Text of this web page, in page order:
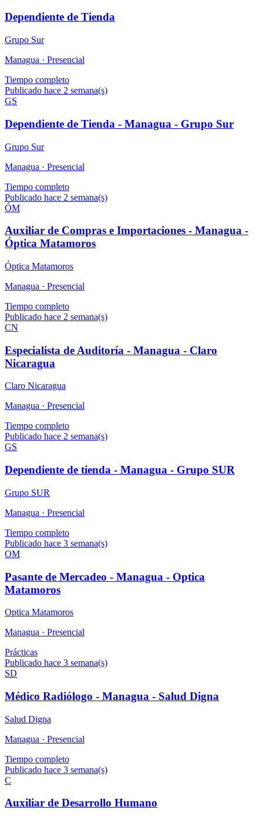
Dependiente de Tienda
Grupo Sur
Managua · Presencial
Tiempo completo
Publicado hace 2 semana(s)
GS
Dependiente de Tienda - Managua - Grupo Sur
Grupo Sur
Managua · Presencial
Tiempo completo
Publicado hace 2 semana(s)
ÓM
Auxiliar de Compras e Importaciones - Managua -
Óptica Matamoros
Óptica Matamoros
Managua · Presencial
Tiempo completo
Publicado hace 2 semana(s)
CN
Especialista de Auditoría - Managua - Claro
Nicaragua
Claro Nicaragua
Managua · Presencial
Tiempo completo
Publicado hace 2 semana(s)
GS
Dependiente de tienda - Managua - Grupo SUR
Grupo SUR
Managua · Presencial
Tiempo completo
Publicado hace 3 semana(s)
OM
Pasante de Mercadeo - Managua - Optica
Matamoros
Optica Matamoros
Managua · Presencial
Prácticas
Publicado hace 3 semana(s)
SD
Médico Radiólogo - Managua - Salud Digna
Salud Digna
Managua · Presencial
Tiempo completo
Publicado hace 3 semana(s)
C
Auxiliar de Desarrollo Humano